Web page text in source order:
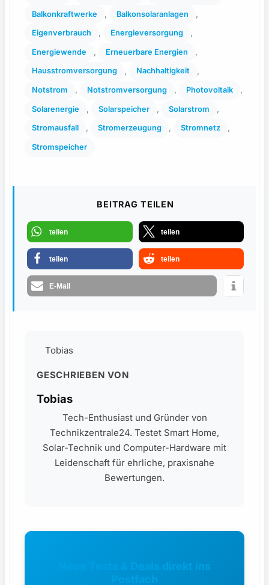
Balkonkraftwerke Balkonsolaranlagen
Eigenverbrauch Energieversorgung
Energiewende Erneuerbare Energien
Hausstromversorgung Nachhaltigkeit
Notstrom Notstromversorgung Photovoltaik
Solarenergie Solarspeicher Solarstrom
Stromausfall Stromerzeugung Stromnetz
Stromspeicher
BEITRAG TEILEN
teilen teilen
teilen teilen
E-Mail
Tobias
GESCHRIEBEN VON
Tobias
Tech-Enthusiast und Gründer von
Technikzentrale24. Testet Smart Home,
Solar-Technik und Computer-Hardware mit
Leidenschaft für ehrliche, praxisnahe
Bewertungen.
Neue Tests & Deals direkt ins
Postfach